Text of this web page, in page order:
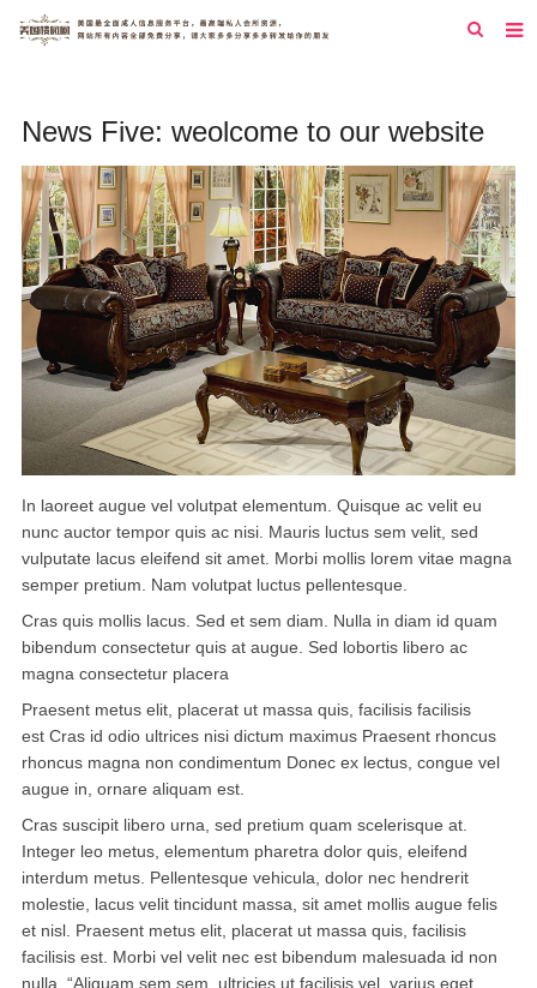
纽约
洛杉矶
旧金山
西雅图
芝加哥
新泽西
圣地亚哥
拉斯维加斯
波士顿
华盛顿
费城
圣荷西
夏威夷
亚特兰大
迈阿密
奥兰多
News Five: weolcome to our website
In laoreet augue vel volutpat elementum. Quisque ac velit eu
nunc auctor tempor quis ac nisi. Mauris luctus sem velit, sed
vulputate lacus eleifend sit amet. Morbi mollis lorem vitae magna
semper pretium. Nam volutpat luctus pellentesque.
Cras quis mollis lacus. Sed et sem diam. Nulla in diam id quam
bibendum consectetur quis at augue. Sed lobortis libero ac
magna consectetur placera
Praesent metus elit, placerat ut massa quis, facilisis facilisis
est Cras id odio ultrices nisi dictum maximus Praesent rhoncus
rhoncus magna non condimentum Donec ex lectus, congue vel
augue in, ornare aliquam est.
Cras suscipit libero urna, sed pretium quam scelerisque at.
Integer leo metus, elementum pharetra dolor quis, eleifend
interdum metus. Pellentesque vehicula, dolor nec hendrerit
molestie, lacus velit tincidunt massa, sit amet mollis augue felis
et nisl. Praesent metus elit, placerat ut massa quis, facilisis
facilisis est. Morbi vel velit nec est bibendum malesuada id non
nulla. “Aliquam sem sem, ultricies ut facilisis vel, varius eget